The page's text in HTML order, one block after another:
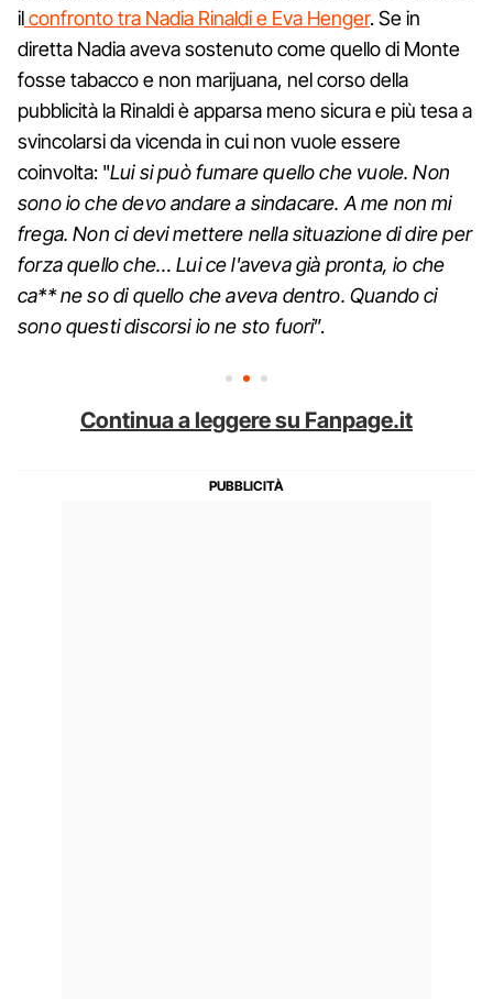
ilconfronto tra Nadia Rinaldi e Eva Henger. Se in
diretta Nadia aveva sostenuto come quello di Monte
fosse tabacco e non marijuana, nel corso della
pubblicità la Rinaldi è apparsa meno sicura e più tesa a
svincolarsi da vicenda in cui non vuole essere
coinvolta: "Lui si può fumare quello che vuole. Non
sono io che devo andare a sindacare. A me non mi
frega. Non ci devi mettere nella situazione di dire per
forza quello che… Lui ce l'aveva già pronta, io che
ca** ne so di quello che aveva dentro. Quando ci
sono questi discorsi io ne sto fuori”.
Continua a leggere su Fanpage.it